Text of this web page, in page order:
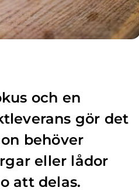
och en
gör det
behöver
eller lådor
att delas.